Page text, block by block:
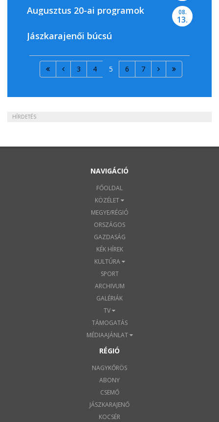
Augusztus 20-ai programok 08.
13.
Jászkarajenői búcsú
3 4 5 6 7
HÍRDETÉS
NAVIGÁCIÓ
FŐOLDAL
KÖZÉLET
MEGYE/RÉGIÓ
ORSZÁGOS
GAZDASÁG
KÉK HÍREK
KULTÚRA
SPORT
ARCHIVUM
GALÉRIÁK
TV
TÁMOGATÁS
MÉDIAAJÁNLAT
RÉGIÓ
NAGYKŐRÖS
ABONY
CSEMŐ
JÁSZKARAJENŐ
KOCSÉR